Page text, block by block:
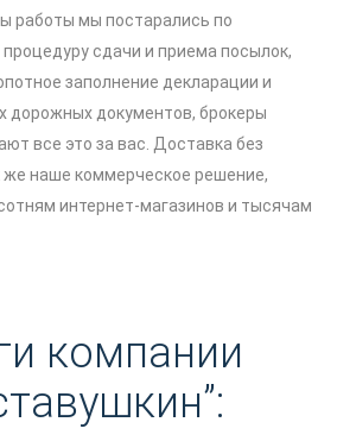
работы мы постарались по
сдачи и приема посылок,
заполнение декларации и
дорожных документов, брокеры
все это за вас. Доставка без
наше коммерческое решение,
интернет-магазинов и тысячам
компании